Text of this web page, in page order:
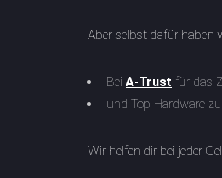
Aber selbst dafür haben
Bei A-Trust für das
und Top Hardware
Wir helfen dir bei jeder